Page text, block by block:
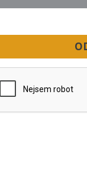
100 Kč na relaxační